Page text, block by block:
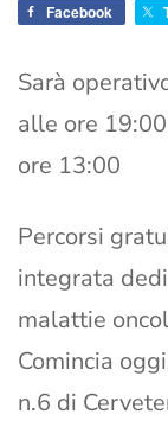
Facebook
Sarà
alle ore
ore 13:00
Percorsi
integrata
malattie
Comincia
n.6 di